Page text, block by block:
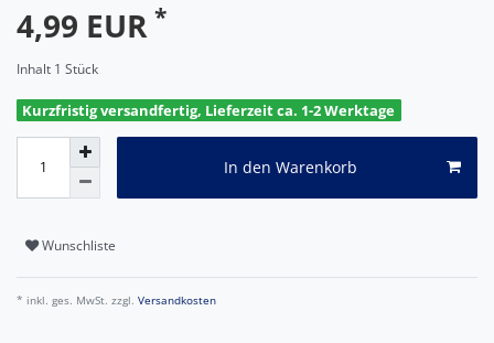
4,99 EUR *
Inhalt 1 Stück
Kurzfristig versandfertig, Lieferzeit ca. 1-2 Werktage
In den Warenkorb
Wunschliste
* inkl. ges. MwSt. zzgl. Versandkosten